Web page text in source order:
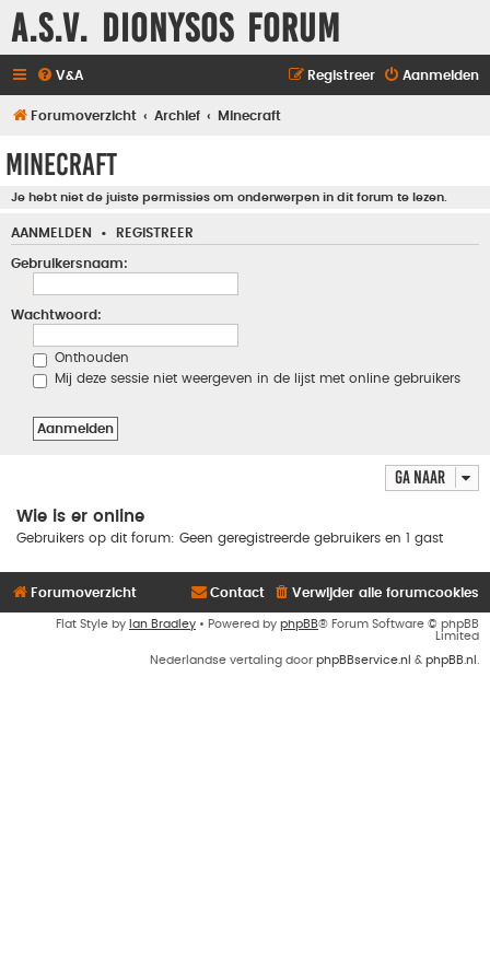
A.S.V. Dionysos Forum
V&A Aanmelden
Registreer
Forumoverzicht Archief Minecraft
Minecraft
Je hebt niet de juiste permissies om onderwerpen in dit forum te lezen.
AANMELDEN • REGISTREER
Gebruikersnaam:
Wachtwoord:
Onthouden
Mij deze sessie niet weergeven in de lijst met online gebruikers
Ga naar
Wie is er online
Gebruikers op dit forum: Geen geregistreerde gebruikers en 1 gast
Forumoverzicht Verwijder alle forumcookies
Contact
Flat Style by Ian Bradley • Powered by phpBB® Forum Software © phpBB
Limited
Nederlandse vertaling door phpBBservice.nl & phpBB.nl